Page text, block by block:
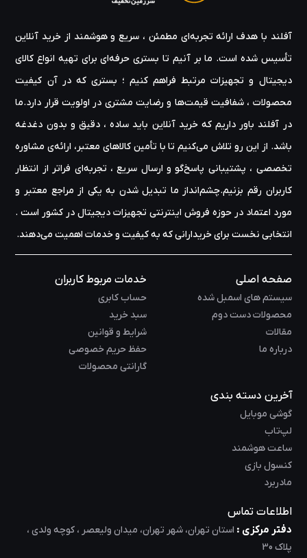
آفلند با هدف ارائه‌ تجربه‌ای مطمئن ، سریع و هوشمند از خرید آنلاین
تأسیس شده است. ما بر آنیم تا بستری حرفه‌ای برای تهیه‌ انواع کالای
دیجیتال و تجهیزات مرتبط فراهم کنیم ؛ بستری که در آن کیفیت
محصولات ، شفافیت قیمت‌ها و رضایت مشتری در اولویت قرار دارد.ما
در آفلند باور داریم که خرید آنلاین باید ساده ، دقیق و بدون دغدغه
باشد. از این رو تلاش می‌کنیم تا با تأمین کالاهای معتبر، ارائه‌ی مشاوره‌
تخصصی ، پشتیبانی پاسخ‌گو و ارسال سریع ، تجربه‌ای فراتر از انتظار
کاربران رقم بزنیم.چشم‌انداز ما تبدیل شدن به یکی از مراجع معتبر و
مورد اعتماد در حوزه‌ فروش اینترنتی تجهیزات دیجیتال در کشور است .
انتخابی نخست برای خریدارانی که به کیفیت و خدمات اهمیت می‌دهند.
صفحه اصلی
سیستم های اسمبل شده
محصولات دست دوم
مقالات
درباره ما
خدمات مربوط کاربران
حساب کابری
سبد خرید
شرایط و قوانین
حفظ حریم خصوصی
گارانتی محصولات
آخرین دسته بندی
گوشی موبایل
لپ‌تاب
ساعت هوشمند
کنسول بازی
مادربرد
اطلاعات تماس
دفتر مرکزی : استان تهران، شهر تهران، میدان ولیعصر ، کوچه ولدی ،
پلاک 30